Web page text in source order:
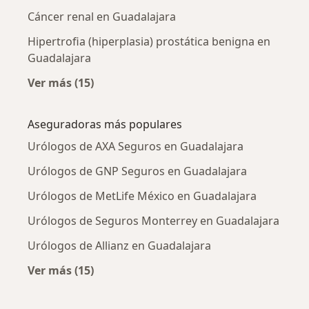
Cáncer renal en Guadalajara
Hipertrofia (hiperplasia) prostática benigna en
Guadalajara
Ver más (15)
Aseguradoras más populares
Urólogos de AXA Seguros en Guadalajara
Urólogos de GNP Seguros en Guadalajara
Urólogos de MetLife México en Guadalajara
Urólogos de Seguros Monterrey en Guadalajara
Urólogos de Allianz en Guadalajara
Ver más (15)